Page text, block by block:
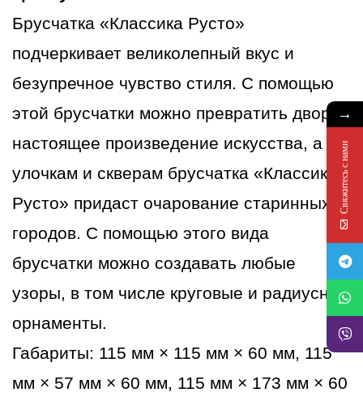
синий
Брусчатка «Классика Русто»
подчеркивает великолепный вкус и
безупречное чувство стиля. С помощью
этой брусчатки можно превратить двор в
настоящее произведение искусства, а
улочкам и скверам брусчатка «Классика
Русто» придаст очарование старинных
городов. С помощью этого вида
брусчатки можно создавать любые
узоры, в том числе круговые и радиусные
орнаменты.
Габариты: 115 мм × 115 мм × 60 мм, 115
мм × 57 мм × 60 мм, 115 мм × 173 мм × 60
→
Свяжитесь с нами